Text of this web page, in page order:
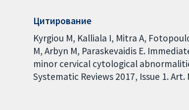
Цитирование
Kyrgiou M, Kalliala I, Mitra A,
M, Arbyn M, Paraskevaidis E.
minor cervical cytological
Systematic Reviews 2017, Issue 1.